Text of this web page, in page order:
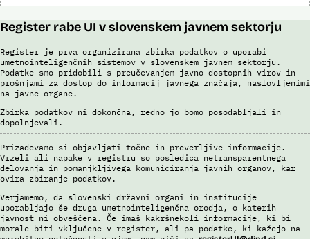
Potek procesa nadzora E-vinjet
Register rabe UI v slovenskem javnem sektorju
Register je prva organizirana zbirka podatkov o uporabi
umetnointeligenčnih sistemov v slovenskem javnem sektorju.
Podatke smo pridobili s preučevanjem javno dostopnih virov in
prošnjami za dostop do informacij javnega značaja, naslovljenimi
na javne organe.
Zbirka podatkov ni dokončna, redno jo bomo posodabljali in
dopolnjevali.
Prizadevamo si objavljati točne in preverljive informacije.
Vrzeli ali napake v registru so posledica netransparentnega
delovanja in pomanjkljivega komuniciranja javnih organov, kar
ovira zbiranje podatkov.
Verjamemo, da slovenski državni organi in institucije
uporabljajo še druga umetnointeligenčna orodja, o katerih
javnost ni obveščena. Če imaš kakršnekoli informacije, ki bi
morale biti vključene v register, ali pa podatke, ki kažejo na